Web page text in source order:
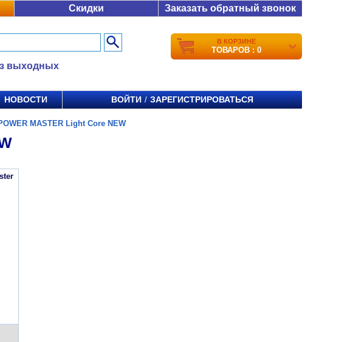
Скидки Заказать обратный звонок
выходных
В КОРЗИНЕ
ТОВАРОВ : 0
НОВОСТИ ВОЙТИ / ЗАРЕГИСТРИРОВАТЬСЯ
MASTER Light Core NEW